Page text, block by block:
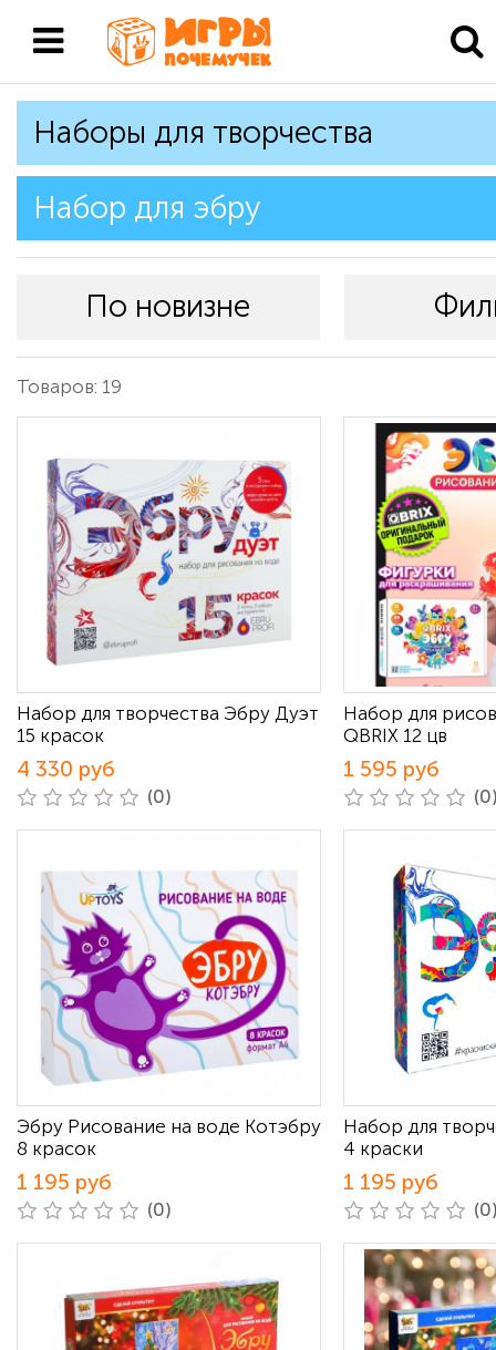
Наборы для творчества
Набор для эбру
По новизне
Товаров: 19
Набор для творчества Эбру Дуэт
15 красок
4 330 руб
(0)
Набор для
QBRIX 12 цв
1 595 руб
Эбру Рисование на воде Котэбру
8 красок
1 195 руб
(0)
Набор для
4 краски
1 195 руб